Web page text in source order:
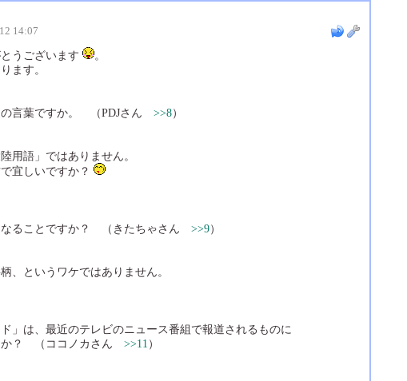
14:07
うございます
。
ます。
の言葉ですか。 （PDJさん>>8）
用語」ではありません。
で宜しいですか？
なることですか？ （きたちゃさん>>9）
、というワケではありません。
」は、最近のテレビのニュース番組で報道されるものに
か？ （ココノカさん>>11 ）